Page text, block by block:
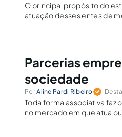
O principal propósito do
atuação desses entes de
Parcerias
sociedade
PorAline Pardi Ribeiro
Toda forma associativa faz
no mercado em que atua